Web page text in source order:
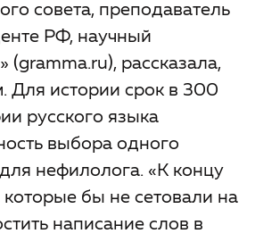
совета, преподаватель
РФ, научный
(gramma.ru), рассказала,
Для истории срок в 300
русского языка
выбора одного
нефилолога. «К концу
бы не сетовали на
написание слов в